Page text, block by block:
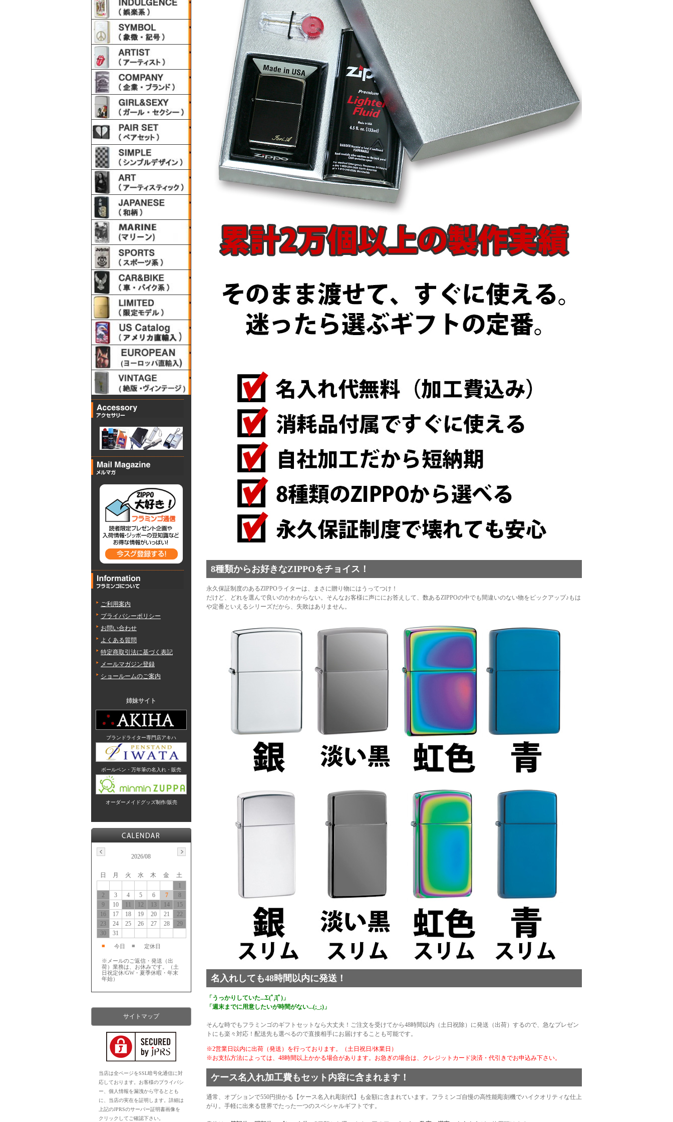
8種類からお好きなZIPPOをチョイス！
永久保証制度のあるZIPPOライターは、まさに贈り物にはうってつけ！
だけど、どれを選んで良いのかわからない。そんなお客様に声ににお答えして、数あるZIPPOの中でも間違いのない物をピックアップ♪もは
や定番といえるシリーズだから、失敗はありません。
名入れしても48時間以内に発送！
「うっかりしていた...Σ(ﾟДﾟ)」
「週末までに用意したいが時間がない...(;_;)」
そんな時でもフラミンゴのギフトセットなら大丈夫！ご注文を受けてから48時間以内（土日祝除）に発送（出荷）するので、急なプレゼン
トにも楽々対応！配送先も選べるので直接相手にお届けすることも可能です。
※2営業日以内に出荷（発送）を行っております。（土日祝日/休業日）
※お支払方法によっては、48時間以上かかる場合があります。お急ぎの場合は、クレジットカード決済・代引きでお申込み下さい。
ケース名入れ加工費もセット内容に含まれます！
通常、オプションで550円掛かる【ケース名入れ彫刻代】も金額に含まれています。フラミンゴ自慢の高性能彫刻機でハイクオリティな仕上
がり。手軽に出来る世界でたった一つのスペシャルギフトです。
ご利用案内
プライバシーポリシー
お問い合わせ
よくある質問
特定商取引法に基づく表記
メールマガジン登録
ショールームのご案内
姉妹サイト
ブランドライター専門店アキハ
ボールペン・万年筆の名入れ・販売
オーダーメイドグッズ制作/販売
2026/08
日 月 火 水 木 金
土
1
2
3 4 5 6 7
8
9
10 11 12 13 14
15
16
17 18 19 20 21
22
23
24 25 26 27 28
29
30
31
■ 今日 ■ 定休日
※メールのご返信・発送（出
荷）業務は、お休みです。（土
日祝定休/GW・夏季休暇・年末
年始）
サイトマップ
当店は全ページをSSL暗号化通信に対
応しております。お客様のプライバシ
ー、個人情報を漏洩から守るととも
に、当店の実在を証明します。詳細は
上記のJPRSのサーバー証明書画像を
クリックしてご確認下さい。